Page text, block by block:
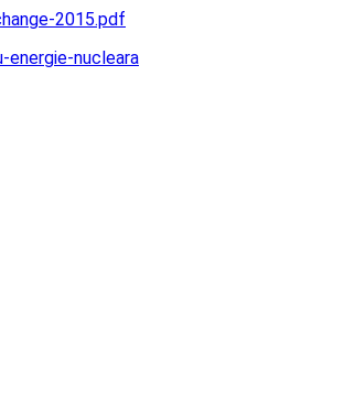
2015.pdf
nucleara